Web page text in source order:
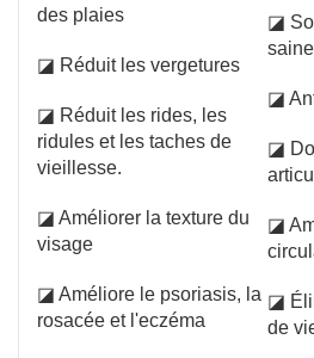
des plaies
◪ Réduit les vergetures
◪ Réduit les rides, les
ridules et les taches de
vieillesse.
◪ Améliorer la texture du
visage
◪ Améliore le psoriasis, la
rosacée et l'eczéma
◪
saine
◪
◪
◪
◪
de